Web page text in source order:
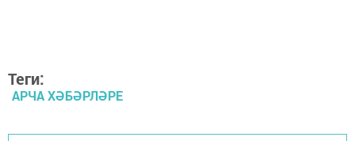
Теги:
АРЧА ХӘБӘРЛӘРЕ